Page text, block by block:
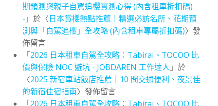
期預測與親子自駕追櫻實測心得 (內含租車折扣碼)
- 」於〈日本賞櫻熱點推薦｜精選必訪名所、花期預
測與「自駕追櫻」全攻略 (內含租車專屬折扣碼)〉發
佈留言
「2026 日本租車自駕全攻略：Tabirai、TOCOO 比
價與保險 NOC 避坑 - JOBDAREN 工作達人 」於
〈2025 新宿車站飯店推薦｜10 間交通便利、夜景佳
的新宿住宿指南〉發佈留言
「2026 日本租車自駕全攻略：Tabirai、TOCOO 比